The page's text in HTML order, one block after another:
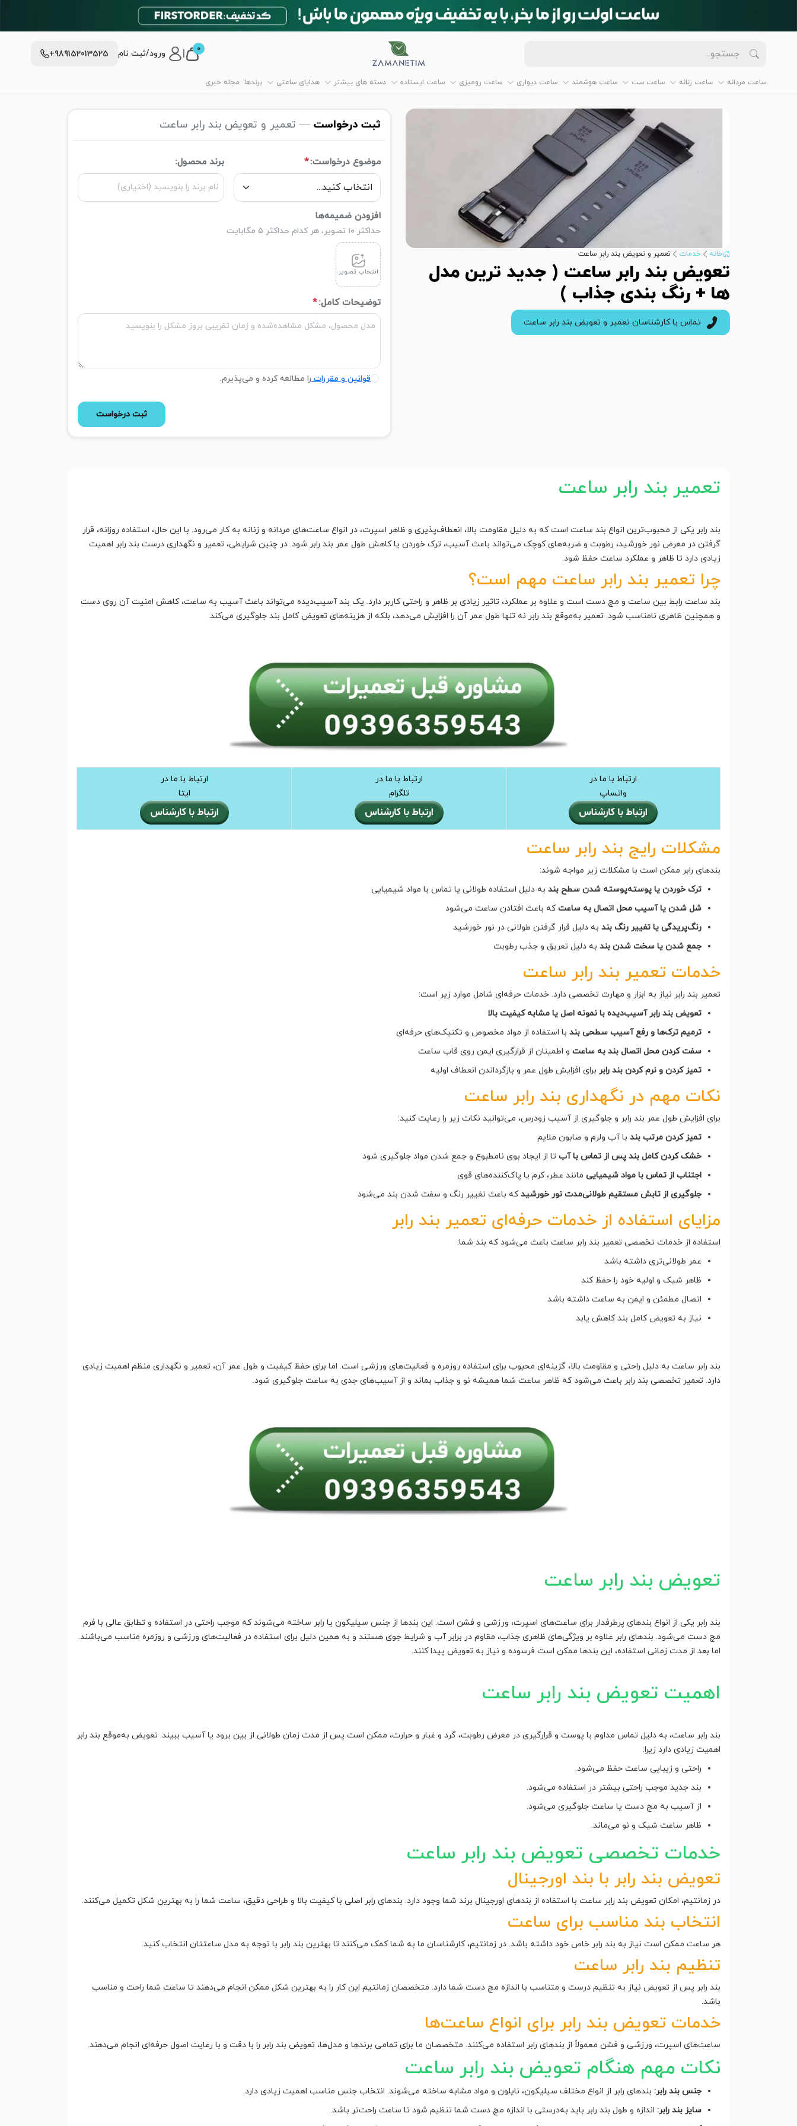
0 ورود/ثبت نام +989152013525
ساعت مردانه ساعت زنانه ساعت ست ساعت هوشمند ساعت دیواری ساعت رومیزی ساعت ایستاده دسته های بیشتر هدایای ساعتی برندها مجله خبری
خانه خدمات تعمیر و تعویض بند رابر ساعت
تعویض بند رابر ساعت ( جدید ترین مدل
ها + رنگ بندی جذاب )
تماس با کارشناسان تعمیر و تعویض بند رابر ساعت
ثبت درخواست — تعمیر و تعویض بند رابر ساعت
موضوع درخواست:* برند محصول:
افزودن ضمیمه‌ها
حداکثر ۱۰ تصویر، هر کدام حداکثر ۵ مگابایت
انتخاب تصویر
توضیحات کامل:*
قوانین و مقررات را مطالعه کرده و می‌پذیرم.
ثبت درخواست
تعمیر بند رابر ساعت
بند رابر یکی از محبوب‌ترین انواع بند ساعت است که به دلیل مقاومت بالا، انعطاف‌پذیری و ظاهر اسپرت، در انواع ساعت‌های مردانه و زنانه به کار می‌رود. با این حال، استفاده روزانه، قرار
گرفتن در معرض نور خورشید، رطوبت و ضربه‌های کوچک می‌تواند باعث آسیب، ترک خوردن یا کاهش طول عمر بند رابر شود. در چنین شرایطی، تعمیر و نگهداری درست بند رابر اهمیت
زیادی دارد تا ظاهر و عملکرد ساعت حفظ شود.
چرا تعمیر بند رابر ساعت مهم است؟
بند ساعت رابط بین ساعت و مچ دست است و علاوه بر عملکرد، تاثیر زیادی بر ظاهر و راحتی کاربر دارد. یک بند آسیب‌دیده می‌تواند باعث آسیب به ساعت، کاهش امنیت آن روی دست
و همچنین ظاهری نامناسب شود. تعمیر به‌موقع بند رابر نه تنها طول عمر آن را افزایش می‌دهد، بلکه از هزینه‌های تعویض کامل بند جلوگیری می‌کند.
ارتباط با ما در
واتساپ
ارتباط با ما در
تلگرام
ارتباط با ما در
ایتا
مشکلات رایج بند رابر ساعت
بندهای رابر ممکن است با مشکلات زیر مواجه شوند:
ترک خوردن یا پوسته‌پوسته شدن سطح بندبه دلیل استفاده طولانی یا تماس با مواد شیمیایی
شل شدن یا آسیب محل اتصال به ساعتکه باعث افتادن ساعت می‌شود
رنگ‌پریدگی یا تغییر رنگ بندبه دلیل قرار گرفتن طولانی در نور خورشید
جمع شدن یا سخت شدن بندبه دلیل تعریق و جذب رطوبت
خدمات تعمیر بند رابر ساعت
تعمیر بند رابر نیاز به ابزار و مهارت تخصصی دارد. خدمات حرفه‌ای شامل موارد زیر است:
تعویض بند رابر آسیب‌دیده با نمونه اصل یا مشابه کیفیت بالا
ترمیم ترک‌ها و رفع آسیب سطحی بندبا استفاده از مواد مخصوص و تکنیک‌های حرفه‌ای
سفت کردن محل اتصال بند به ساعتو اطمینان از قرارگیری ایمن روی قاب ساعت
تمیز کردن و نرم کردن بند رابر برای افزایش طول عمر و بازگرداندن انعطاف اولیه
نکات مهم در نگهداری بند رابر ساعت
برای افزایش طول عمر بند رابر و جلوگیری از آسیب زودرس، می‌توانید نکات زیر را رعایت کنید:
تمیز کردن مرتب بندبا آب ولرم و صابون ملایم
خشک کردن کامل بند پس از تماس با آبتا از ایجاد بوی نامطبوع و جمع شدن مواد جلوگیری شود
اجتناب از تماس با مواد شیمیاییمانند عطر، کرم یا پاک‌کننده‌های قوی
جلوگیری از تابش مستقیم طولانی‌مدت نور خورشیدکه باعث تغییر رنگ و سفت شدن بند می‌شود
مزایای استفاده از خدمات حرفه‌ای تعمیر بند رابر
استفاده از خدمات تخصصی تعمیر بند رابر ساعت باعث می‌شود که بند شما:
عمر طولانی‌تری داشته باشد
ظاهر شیک و اولیه خود را حفظ کند
اتصال مطمئن و ایمن به ساعت داشته باشد
نیاز به تعویض کامل بند کاهش یابد
بند رابر ساعت به دلیل راحتی و مقاومت بالا، گزینه‌ای محبوب برای استفاده روزمره و فعالیت‌های ورزشی است. اما برای حفظ کیفیت و طول عمر آن، تعمیر و نگهداری منظم اهمیت زیادی
دارد. تعمیر تخصصی بند رابر باعث می‌شود که ظاهر ساعت شما همیشه نو و جذاب بماند و از آسیب‌های جدی به ساعت جلوگیری شود.
تعویض بند رابر ساعت
بند رابر یکی از انواع بندهای پرطرفدار برای ساعت‌های اسپرت، ورزشی و فشن است. این بندها از جنس سیلیکون یا رابر ساخته می‌شوند که موجب راحتی در استفاده و تطابق عالی با فرم
مچ دست می‌شود. بندهای رابر علاوه بر ویژگی‌های ظاهری جذاب، مقاوم در برابر آب و شرایط جوی هستند و به همین دلیل برای استفاده در فعالیت‌های ورزشی و روزمره مناسب می‌باشند.
اما بعد از مدت زمانی استفاده، این بندها ممکن است فرسوده و نیاز به تعویض پیدا کنند.
اهمیت تعویض بند رابر ساعت
بند رابر ساعت، به دلیل تماس مداوم با پوست و قرارگیری در معرض رطوبت، گرد و غبار و حرارت، ممکن است پس از مدت زمان طولانی از بین برود یا آسیب ببیند. تعویض به‌موقع بند رابر
اهمیت زیادی دارد زیرا:
راحتی و زیبایی ساعت حفظ می‌شود.
بند جدید موجب راحتی بیشتر در استفاده می‌شود.
از آسیب به مچ دست یا ساعت جلوگیری می‌شود.
ظاهر ساعت شیک و نو می‌ماند.
خدمات تخصصی تعویض بند رابر ساعت
تعویض بند رابر با بند اورجینال
در زمانتیم، امکان تعویض بند رابر ساعت با استفاده از بندهای اورجینال برند شما وجود دارد. بندهای رابر اصلی با کیفیت بالا و طراحی دقیق، ساعت شما را به بهترین شکل تکمیل می‌کنند.
انتخاب بند مناسب برای ساعت
هر ساعت ممکن است نیاز به بند رابر خاص خود داشته باشد. در زمانتیم، کارشناسان ما به شما کمک می‌کنند تا بهترین بند رابر با توجه به مدل ساعتتان انتخاب کنید.
تنظیم بند رابر ساعت
بند رابر پس از تعویض نیاز به تنظیم درست و متناسب با اندازه مچ دست شما دارد. متخصصان زمانتیم این کار را به بهترین شکل ممکن انجام می‌دهند تا ساعت شما راحت و مناسب
باشد.
خدمات تعویض بند رابر برای انواع ساعت‌ها
ساعت‌های اسپرت، ورزشی و فشن معمولاً از بندهای رابر استفاده می‌کنند. متخصصان ما برای تمامی برندها و مدل‌ها، تعویض بند رابر را با دقت و با رعایت اصول حرفه‌ای انجام می‌دهند.
نکات مهم هنگام تعویض بند رابر ساعت
جنس بند رابر: بندهای رابر از انواع مختلف سیلیکون، نایلون و مواد مشابه ساخته می‌شوند. انتخاب جنس مناسب اهمیت زیادی دارد.
سایز بند رابر: اندازه و طول بند رابر باید به‌درستی با اندازه مچ دست شما تنظیم شود تا ساعت راحت‌تر باشد.